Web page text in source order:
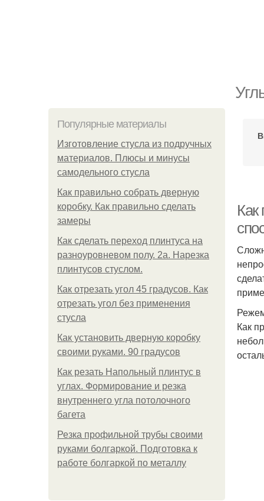
Популярные материалы
Изготовление стусла из подручных
материалов. Плюсы и минусы
самодельного стусла
Как правильно собрать дверную
коробку. Как правильно сделать
замеры
Как сделать переход плинтуса на
разноуровневом полу. 2а. Нарезка
плинтусов стуслом.
Как отрезать угол 45 градусов. Как
отрезать угол без применения
стусла
Как установить дверную коробку
своими руками. 90 градусов
Как резать Напольный плинтус в
углах. Формирование и резка
внутреннего угла потолочного
багета
Резка профильной трубы своими
руками болгаркой. Подготовка к
работе болгаркой по металлу
Как
Как